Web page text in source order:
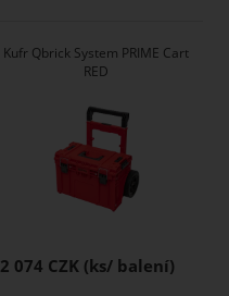
Kufr Qbrick System PRIME Cart
RED
2 074 CZK